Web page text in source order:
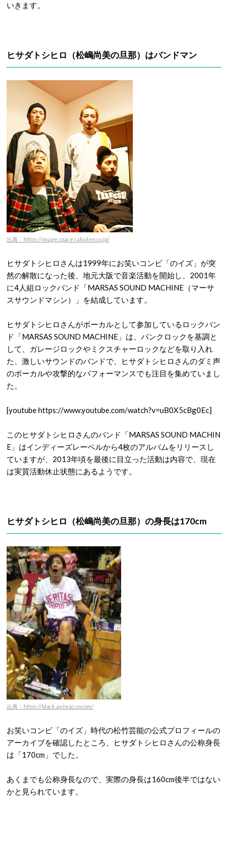
いきます。
ヒサダトシヒロ（松嶋尚美の旦那）はバンドマン
出典：https://image.space.rakuten.co.jp/
ヒサダトシヒロさんは1999年にお笑いコンビ「のイズ」が突
然の解散になった後、地元大阪で音楽活動を開始し、2001年
に4人組ロックバンド「MARSAS SOUND MACHINE（マーサ
スサウンドマシン）」を結成しています。
ヒサダトシヒロさんがボーカルとして参加しているロックバン
ド「MARSAS SOUND MACHINE」は、パンクロックを基調と
して、ガレージロックやミクスチャーロックなどを取り入れ
た、激しいサウンドのバンドで、ヒサダトシヒロさんのダミ声
のボーカルや攻撃的なパフォーマンスでも注目を集めていまし
た。
[youtube https://www.youtube.com/watch?v=uB0X5cBg0Ec]
このヒサダトシヒロさんのバンド「MARSAS SOUND MACHIN
E」はインディーズレーベルから4枚のアルバムをリリースし
ていますが、2013年頃を最後に目立った活動は内容で、現在
は実質活動休止状態にあるようです。
ヒサダトシヒロ（松嶋尚美の旦那）の身長は170cm
出典：https://black.ap.teacup.com/
お笑いコンビ「のイズ」時代の松竹芸能の公式プロフィールの
アーカイブを確認したところ、ヒサダトシヒロさんの公称身長
は「170cm」でした。
あくまでも公称身長なので、実際の身長は160cm後半ではない
かと見られています。